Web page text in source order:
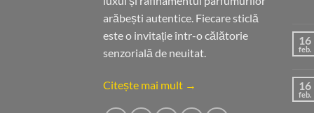
arăbești autentice. Fiecare sticlă
este o invitație într-o călătorie
senzorială de neuitat.
Citește mai mult →
16
feb.
16
feb.